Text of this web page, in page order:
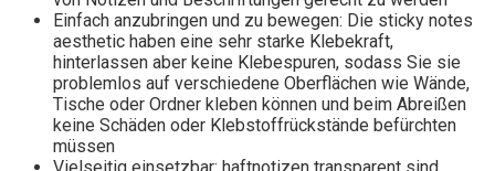
Einfach anzubringen und zu bewegen: Die sticky notes
aesthetic haben eine sehr starke Klebekraft,
hinterlassen aber keine Klebespuren, sodass Sie sie
problemlos auf verschiedene Oberflächen wie Wände,
Tische oder Ordner kleben können und beim Abreißen
keine Schäden oder Klebstoffrückstände befürchten
müssen